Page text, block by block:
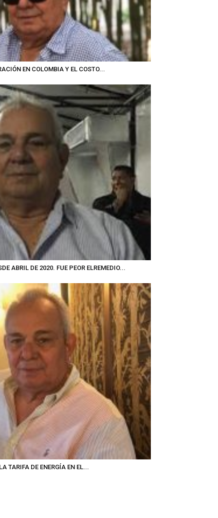
EN COLOMBIA Y EL COSTO...
ABRIL DE 2020. FUE PEOR ELREMEDIO...
TARIFA DE ENERGÍA EN EL...